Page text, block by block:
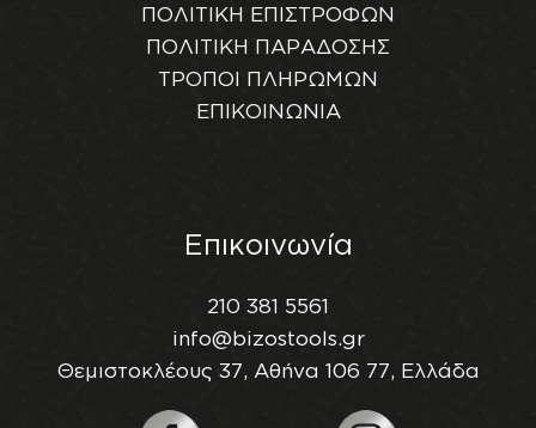
ΠΟΛΙΤΙΚΗ ΕΠΙΣΤΡΟΦΩΝ
ΠΟΛΙΤΙΚΗ ΠΑΡΑΔΟΣΗΣ
ΤΡΟΠΟΙ ΠΛΗΡΩΜΩΝ
ΕΠΙΚΟΙΝΩΝΙΑ
Επικοινωνία
210 381 5561
info@bizostools.gr
Θεμιστοκλέους 37, Αθήνα 106 77, Ελλάδα